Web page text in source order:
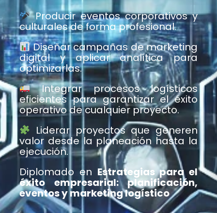
Producir eventos corporativos y
culturales de forma profesional.
Diseñar campañas de marketing
digital y aplicar analítica para
optimizarlas.
Integrar procesos logísticos
eficientes para garantizar el éxito
operativo de cualquier proyecto.
Liderar proyectos que generen
valor desde la planeación hasta la
ejecución.
Diplomado en Estrategias para el
éxito empresarial: planificación,
eventos y marketing logístico